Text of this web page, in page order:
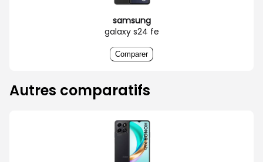
samsung
galaxy s24 fe
Comparer
Autres comparatifs